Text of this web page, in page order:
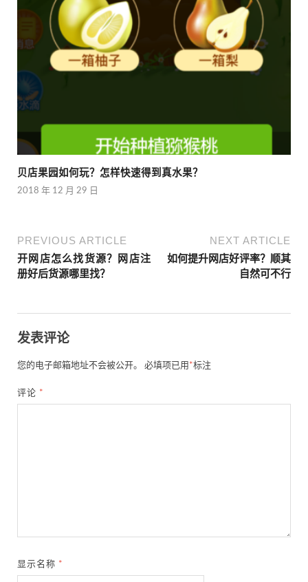
贝店果园如何玩？怎样快速得到真水果？
2018 年 12 月 29 日
PREVIOUS ARTICLE
开网店怎么找货源？网店注
册好后货源哪里找？
NEXT ARTICLE
如何提升网店好评率？顺其
自然可不行
发表评论
您的电子邮箱地址不会被公开。 必填项已用 *标注
评论 *
显示名称 *